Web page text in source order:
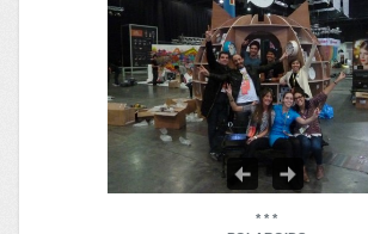
* * *